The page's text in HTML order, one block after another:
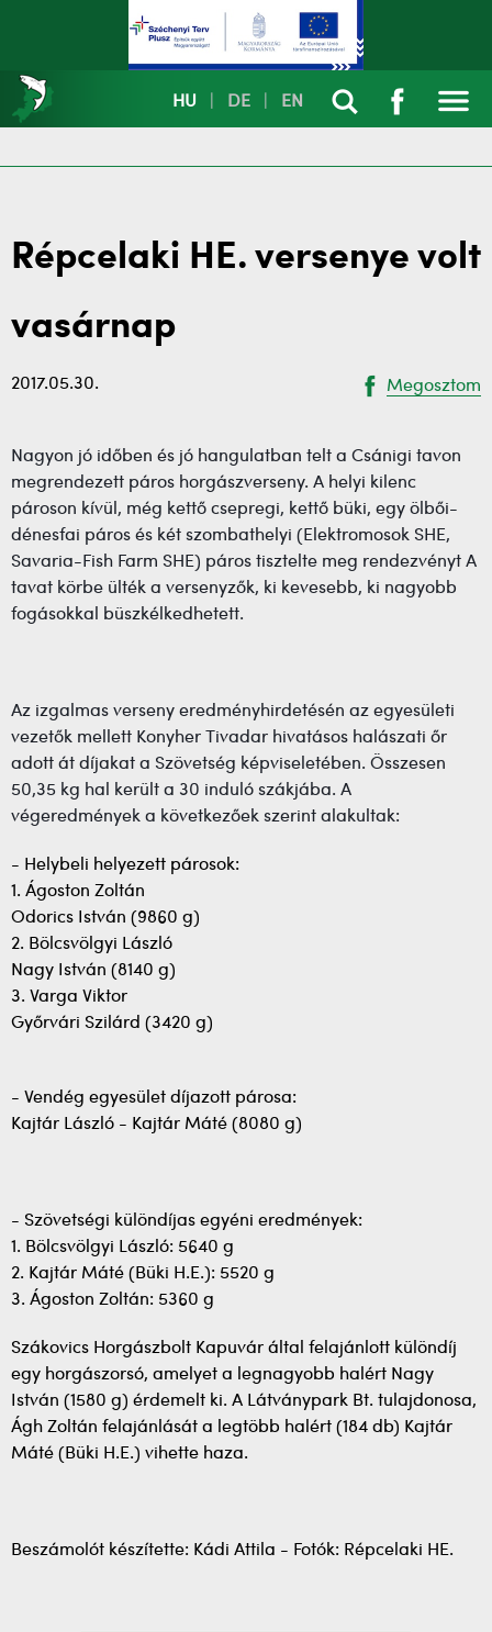
HU DE EN
Répcelaki HE. versenye volt
vasárnap
2017.05.30. Megosztom
Nagyon jó időben és jó hangulatban telt a Csánigi tavon
megrendezett páros horgászverseny. A helyi kilenc
pároson kívül, még kettő csepregi, kettő büki, egy ölbői-
dénesfai páros és két szombathelyi (Elektromosok SHE,
Savaria-Fish Farm SHE) páros tisztelte meg rendezvényt A
tavat körbe ülték a versenyzők, ki kevesebb, ki nagyobb
fogásokkal büszkélkedhetett.
Az izgalmas verseny eredményhirdetésén az egyesületi
vezetők mellett Konyher Tivadar hivatásos halászati őr
adott át díjakat a Szövetség képviseletében. Összesen
50,35 kg hal került a 30 induló szákjába. A
végeredmények a következőek szerint alakultak:
- Helybeli helyezett párosok:
1. Ágoston Zoltán
Odorics István (9860 g)
2. Bölcsvölgyi László
Nagy István (8140 g)
3. Varga Viktor
Győrvári Szilárd (3420 g)
- Vendég egyesület díjazott párosa:
Kajtár László - Kajtár Máté (8080 g)
- Szövetségi különdíjas egyéni eredmények:
1. Bölcsvölgyi László: 5640 g
2. Kajtár Máté (Büki H.E.): 5520 g
3. Ágoston Zoltán: 5360 g
Szákovics Horgászbolt Kapuvár által felajánlott különdíj
egy horgászorsó, amelyet a legnagyobb halért Nagy
István (1580 g) érdemelt ki. A Látványpark Bt. tulajdonosa,
Ágh Zoltán felajánlását a legtöbb halért (184 db) Kajtár
Máté (Büki H.E.) vihette haza.
Beszámolót készítette: Kádi Attila - Fotók: Répcelaki HE.